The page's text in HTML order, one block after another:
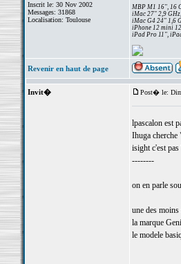
Inscrit le: 30 Nov 2002
Messages: 31868
Localisation: Toulouse
MBP M1 16", 16
iMac 27" 2,9
iMac G4 24" 1,6
iPhone 12 mini
iPad Pro 11",
Revenir en haut de page
Invit� Post� le:
lpascalon est
Ihuga cherche
isight c'est
--------
on en parle
une des moins
la marque
le modele